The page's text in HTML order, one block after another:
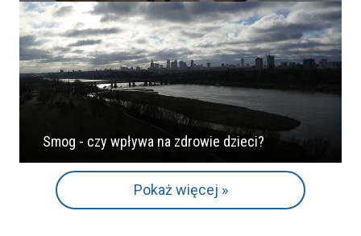
Smog - czy wpływa na zdrowie dzieci?
Pokaż więcej »